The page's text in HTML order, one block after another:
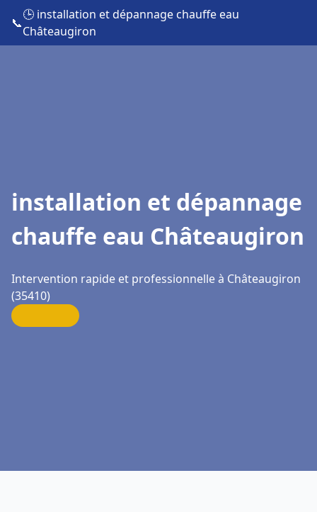
📞
🕒 installation et dépannage chauffe eau
Châteaugiron
installation et dépannage
chauffe eau Châteaugiron
Intervention rapide et professionnelle à Châteaugiron
(35410)